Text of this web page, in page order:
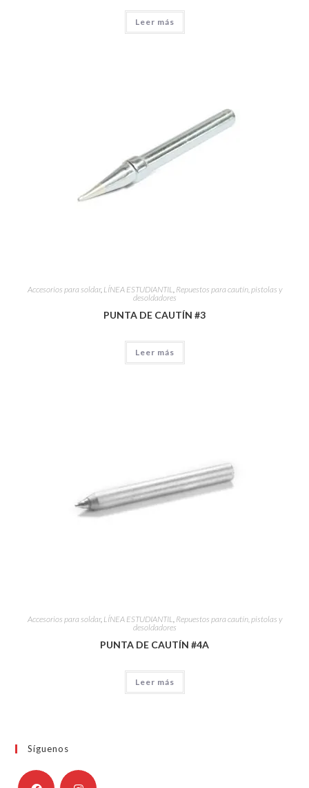
Leer más
Accesorios para soldar, LÍNEA ESTUDIANTIL Repuestos para cautín, pistolas y
desoldadores
PUNTA DE CAUTÍN #3
Leer más
Accesorios para soldar, LÍNEA ESTUDIANTIL, Repuestos para cautín, pistolas y
desoldadores
PUNTA DE CAUTÍN #4A
Leer más
Síguenos